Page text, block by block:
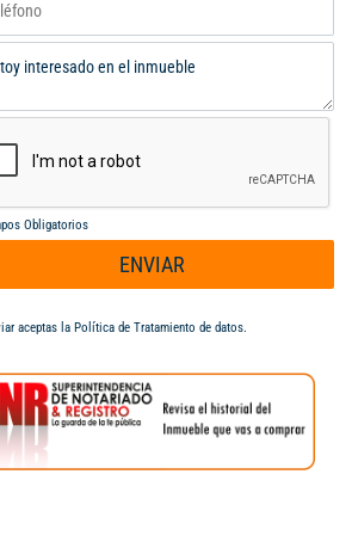
Obligatorios
ENVIAR
aceptas la Política de Tratamiento de datos.